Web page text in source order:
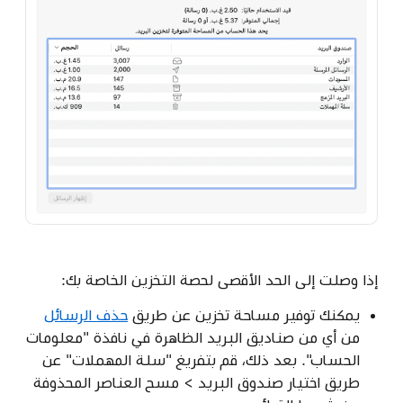
إذا وصلت إلى الحد الأقصى لحصة التخزين الخاصة بك:
يمكنك توفير مساحة تخزين عن طريق حذف الرسائل
من أي من صناديق البريد الظاهرة في نافذة "معلومات
الحساب". بعد ذلك، قم بتفريغ "سلة المهملات" عن
طريق اختيار صندوق البريد > مسح العناصر المحذوفة